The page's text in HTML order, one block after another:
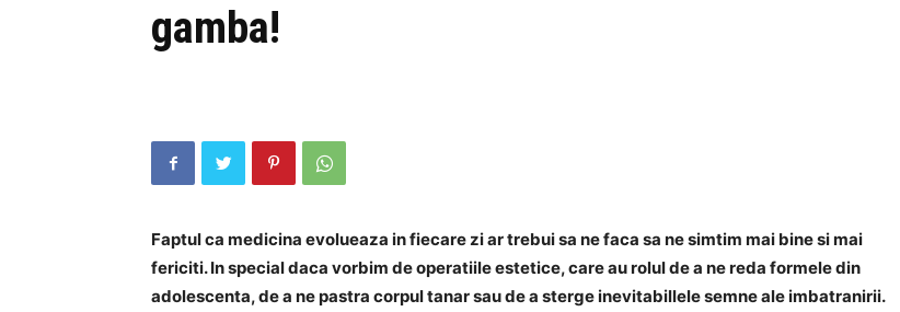
gamba!
Faptul ca medicina evolueaza in fiecare zi ar trebui sa ne faca sa ne simtim mai bine si mai
fericiti. In special daca vorbim de operatiile estetice, care au rolul de a ne reda formele din
adolescenta, de a ne pastra corpul tanar sau de a sterge inevitabillele semne ale imbatranirii.